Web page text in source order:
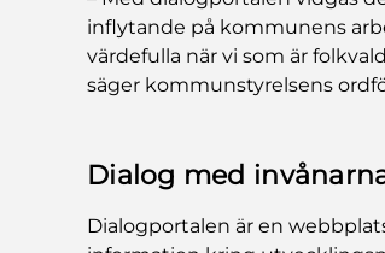
inflytande på kommunens
värdefulla när vi som är
säger kommunstyrelsens
Dialog med
Dialogportalen är en